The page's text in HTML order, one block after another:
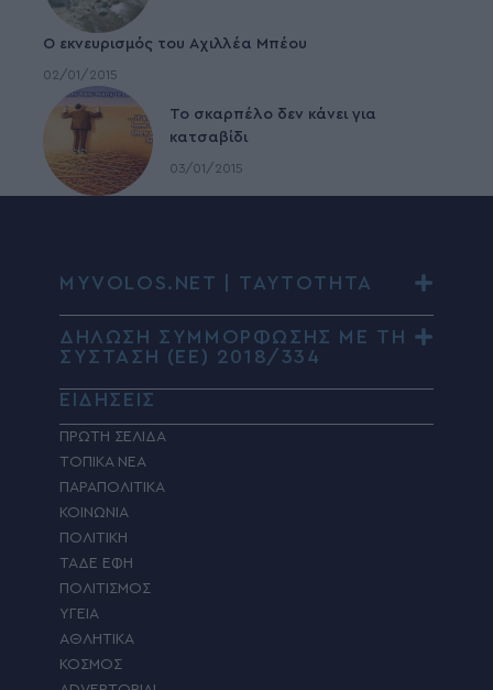
Ο εκνευρισμός του Αχιλλέα Μπέου
02/01/2015
To σκαρπέλο δεν κάνει για
κατσαβίδι
03/01/2015
MYVOLOS.NET | ΤΑΥΤΟΤΗΤΑ
ΔΗΛΩΣΗ ΣΥΜΜΟΡΦΩΣΗΣ ΜΕ ΤΗ
ΣΥΣΤΑΣΗ (ΕΕ) 2018/334
ΕΙΔΗΣΕΙΣ
ΠΡΩΤΗ ΣΕΛΙΔΑ
ΤΟΠΙΚΑ ΝΕΑ
ΠΑΡΑΠΟΛΙΤΙΚΑ
ΚΟΙΝΩΝΙΑ
ΠΟΛΙΤΙΚΗ
ΤΑΔΕ ΕΦΗ
ΠΟΛΙΤΙΣΜΟΣ
ΥΓΕΙΑ
ΑΘΛΗΤΙΚΑ
ΚΟΣΜΟΣ